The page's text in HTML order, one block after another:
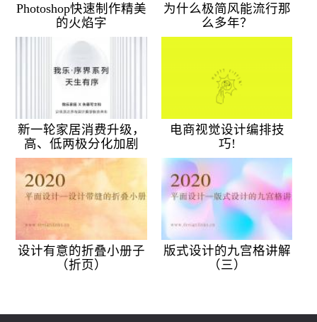
Photoshop快速制作精美
的火焰字
为什么极简风能流行那
么多年？
新一轮家居消费升级，
高、低两极分化加剧
电商视觉设计编排技
巧!
设计有意的折叠小册子
（折页）
版式设计的九宫格讲解
（三）